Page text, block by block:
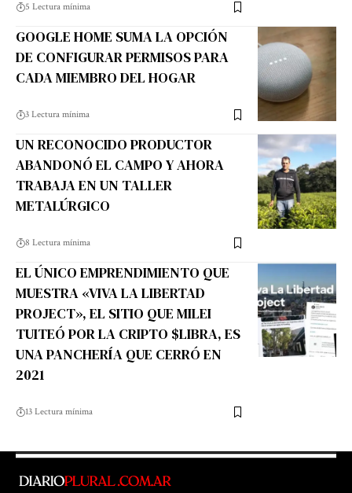
5 Lectura mínima
GOOGLE HOME SUMA LA OPCIÓN
DE CONFIGURAR PERMISOS PARA
CADA MIEMBRO DEL HOGAR
3 Lectura mínima
UN RECONOCIDO PRODUCTOR
ABANDONÓ EL CAMPO Y AHORA
TRABAJA EN UN TALLER
METALÚRGICO
8 Lectura mínima
EL ÚNICO EMPRENDIMIENTO QUE
MUESTRA «VIVA LA LIBERTAD
PROJECT», EL SITIO QUE MILEI
TUITEÓ POR LA CRIPTO $LIBRA, ES
UNA PANCHERÍA QUE CERRÓ EN
2021
13 Lectura mínima